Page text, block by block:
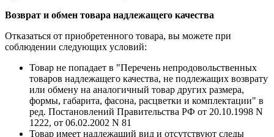
Возврат и обмен товара надлежащего качества
Отказаться от приобретенного товара, вы можете при
соблюдении следующих условий:
Товар не попадает в "Перечень непродовольственных
товаров надлежащего качества, не подлежащих возврату
или обмену на аналогичный товар других размера,
формы, габарита, фасона, расцветки и комплектации" в
ред. Постановлений Правительства РФ от 20.10.1998 N
1222, от 06.02.2002 N 81
Товар имеет надлежащий вид и отсутствуют следы